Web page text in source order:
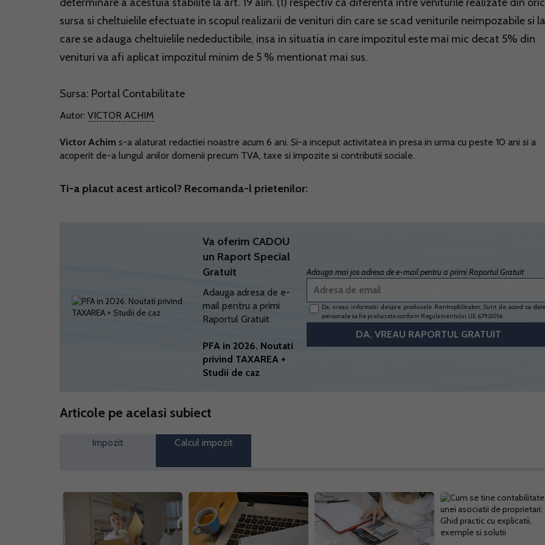
sursa si cheltuielile efectuate in scopul realizarii de venituri din care se scad veniturile neimpozabile si la
care se adauga cheltuielile nedeductibile, insa in situatia in care impozitul este mai mic decat 5% din
venituri va afi aplicat impozitul minim de 5 % mentionat mai sus.
Sursa: Portal Contabilitate
Autor: VICTOR ACHIM
Victor Achim s-a alaturat redactiei noastre acum 6 ani. Si-a inceput activitatea in presa in urma cu peste 10 ani si a
acoperit de-a lungul anilor domenii precum TVA, taxe si impozite si contributii sociale.
Ti-a placut acest articol? Recomanda-l prietenilor:
Va oferim CADOU
un Raport Special
Gratuit
Adauga adresa de e-
mail pentru a primi
Raportul Gratuit
PFA in 2026. Noutati
privind TAXAREA +
Studii de caz
Adauga mai jos adresa de e-mail pentru a primi Raportul Gratuit
Da, vreau informatii despre produsele Rentrop&Straton. Sunt de acord ca
personale sa fie prelucrate conform Regulamentului UE 679/2016
Articole pe acelasi subiect
Impozit Calcul impozit